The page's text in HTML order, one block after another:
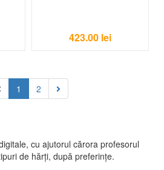
423.00 lei
1 2
cu ajutorul cărora profesorul
de hărți, după preferințe.